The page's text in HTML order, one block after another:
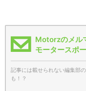
Motorzのメル
モータースポ
記事には載せられない編集部
も！？